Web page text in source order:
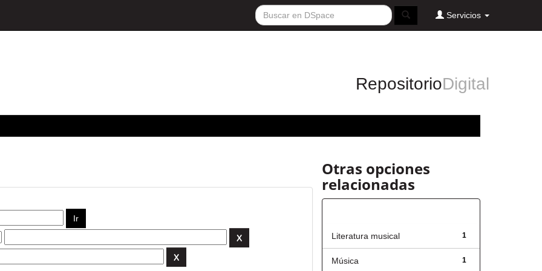
Servicios
RepositorioDigital
Otras opciones
relacionadas
1
Literatura musical
1
Música